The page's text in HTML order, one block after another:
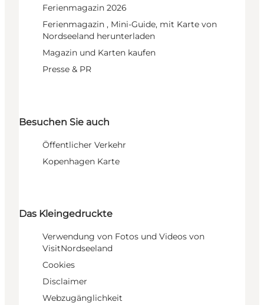
Ferienmagazin 2026
Ferienmagazin , Mini-Guide, mit Karte von
Nordseeland herunterladen
Magazin und Karten kaufen
Presse & PR
Besuchen Sie auch
Öffentlicher Verkehr
Kopenhagen Karte
Das Kleingedruckte
Verwendung von Fotos und Videos von
VisitNordseeland
Cookies
Disclaimer
Webzugänglichkeit